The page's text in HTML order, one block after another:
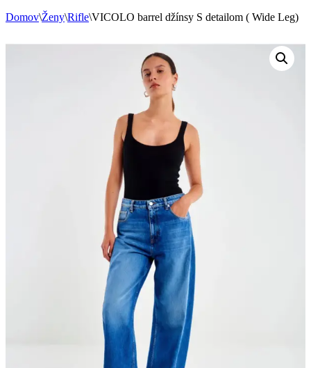
Domov\Ženy\Rifle\VICOLO barrel džínsy S detailom ( Wide Leg)